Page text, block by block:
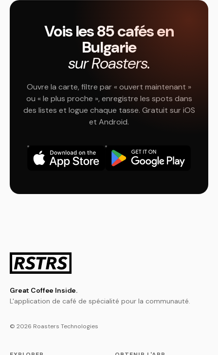
Vois les 85 cafés en
Bulgarie
sur Roasters.
Ouvre la carte, filtre par « ouvert maintenant »
ou « le plus proche », enregistre les spots dans
des listes et logue chaque tasse. Gratuit sur iOS
et Android.
Great Coffee Inside.
L'application de café de spécialité pour la communauté.
© 2026 Roasters Technologies